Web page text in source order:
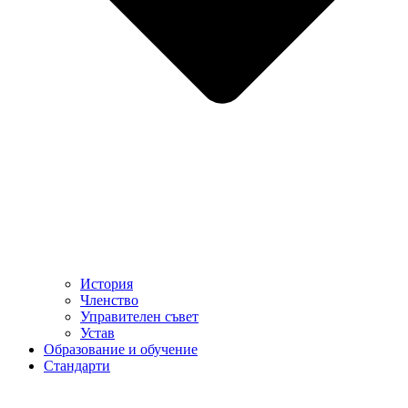
История
Членство
Управителен съвет
Устав
Образование и обучение
Стандарти